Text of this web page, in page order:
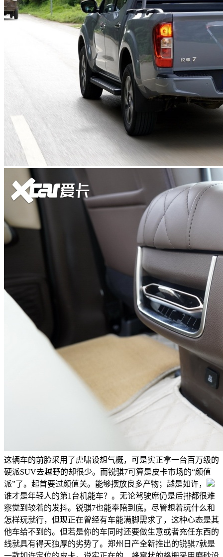
这辆车的前脸采用了虎啸设想气概，可是实正拿一台百万级的
硬派SUV去越野的却很少。而锐骐7可算是皮卡市场的“颜值
派”了。起首要过颜值关。能够摆放良多产物；越是如许，
谁才是年轻人的第1台机能车？。无论驾驶席仍是后排都很难
察觉到较着的发抖。锐骐7也能奉陪到底。尽管想着玩什么和
怎样玩就行，但现正在曾经有车能满脚需求了，这种心态是其
他车给不到的。但若是你的车同时还要做生意或者充任东西的
线就具有得天独厚的劣势了。郑州日产全新推出的锐骐7就是